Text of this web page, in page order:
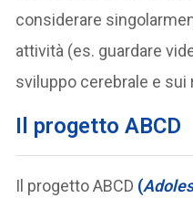
considerare
attività (es. guardare
sviluppo cerebrale e sui
Il progetto ABCD
Il progetto ABCD (